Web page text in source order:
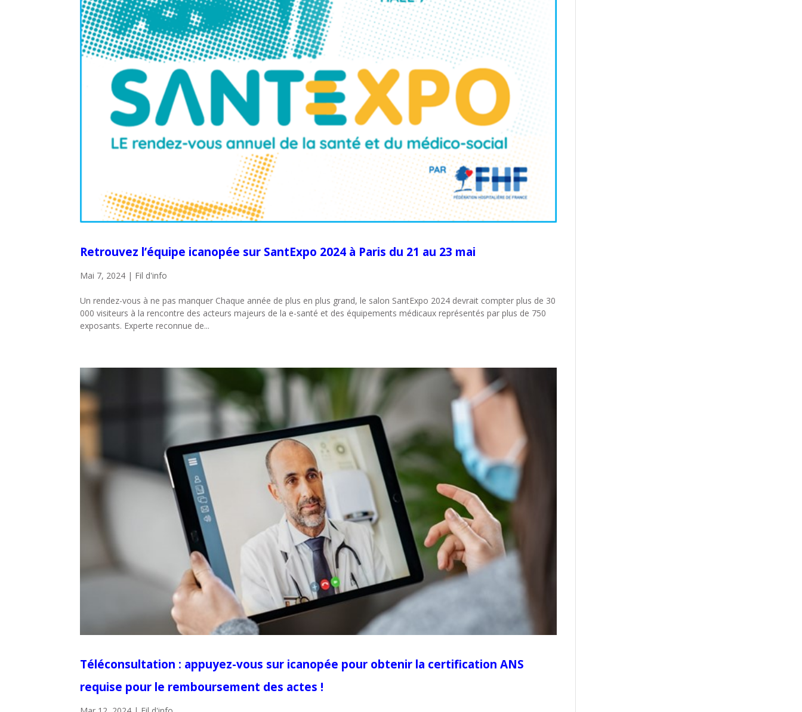
Retrouvez l’équipe icanopée sur SantExpo 2024 à Paris du 21 au 23 mai
Mai 7, 2024 | Fil d'info
Un rendez-vous à ne pas manquer Chaque année de plus en plus grand, le salon SantExpo 2024 devrait compter plus de 30
000 visiteurs à la rencontre des acteurs majeurs de la e-santé et des équipements médicaux représentés par plus de 750
exposants. Experte reconnue de...
Téléconsultation : appuyez-vous sur icanopée pour obtenir la certification ANS
requise pour le remboursement des actes !